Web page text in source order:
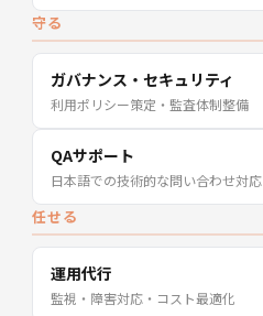
守る
ガバナンス・セキュリティ
利用ポリシー策定・監査体制整備
QAサポート
日本語での技術的な問い合わせ対応
任せる
運用代行
監視・障害対応・コスト最適化